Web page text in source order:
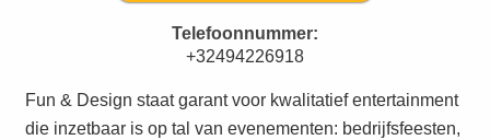
Telefoonnummer:
+32494226918
Fun & Design staat garant voor kwalitatief entertainment
die inzetbaar is op tal van evenementen: bedrijfsfeesten,